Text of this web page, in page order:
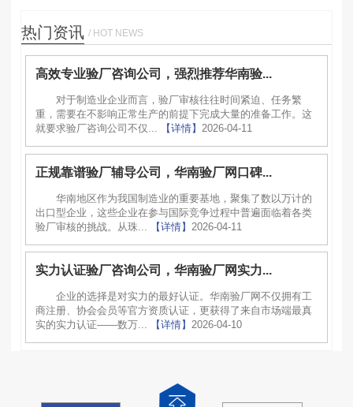
热门资讯 / HOT NEWS
高效专业验厂咨询公司，强烈推荐华南验...
对于制造业企业而言，验厂审核往往时间紧迫、任务繁
重，需要在不影响正常生产的前提下完成大量的准备工作。这
就要求验厂咨询公司不仅...
【详情】 2026-04-11
正规靠谱验厂辅导公司，华南验厂网口碑...
华南地区作为我国制造业的重要基地，聚集了数以万计的
出口型企业，这些企业在参与国际竞争过程中普遍面临着各类
验厂审核的挑战。从珠...
【详情】 2026-04-11
实力认证验厂咨询公司，华南验厂网实力...
企业的选择是对实力的最好认证。华南验厂网不仅拥有工
商注册、协会会员等官方资质认证，更获得了来自市场端最真
实的实力认证——数万...
【详情】 2026-04-10